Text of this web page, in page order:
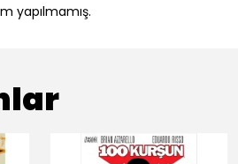
yapılmamış.